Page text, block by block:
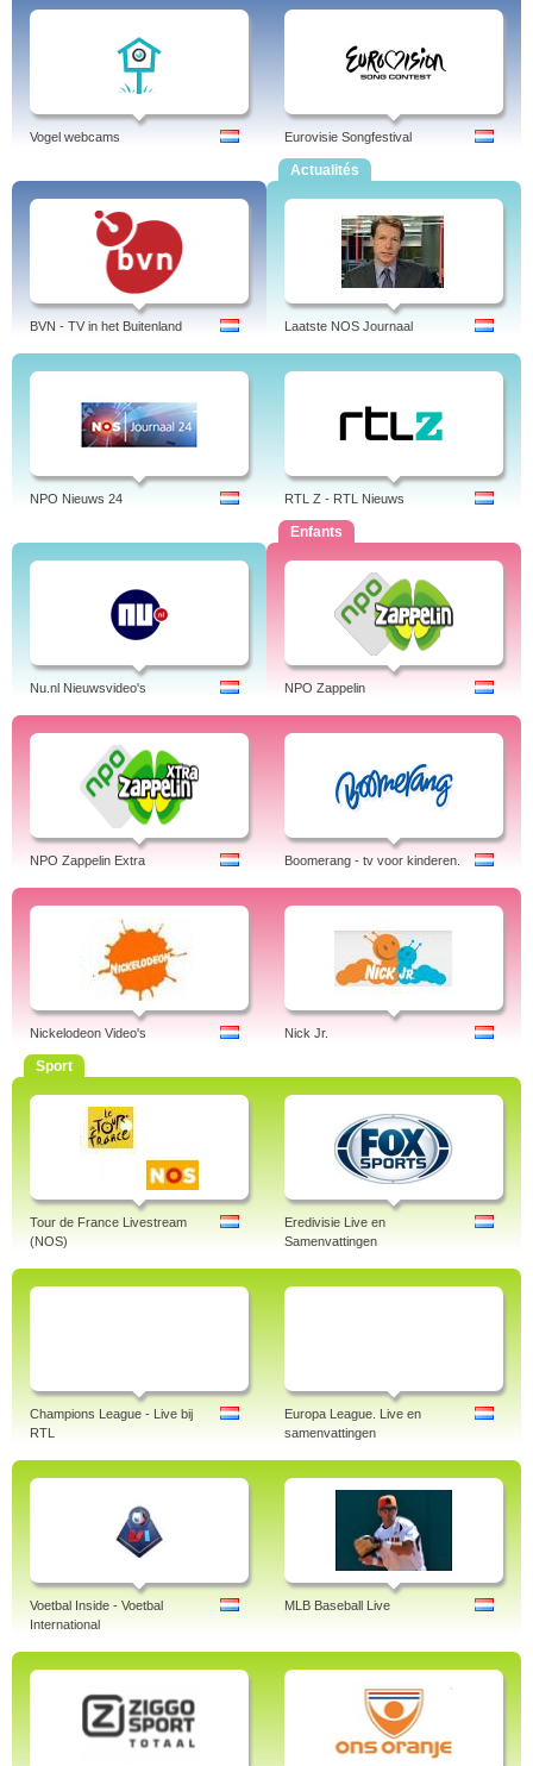
Vogel webcams Eurovisie Songfestival
BVN - TV in het Buitenland
Actualités
Laatste NOS Journaal
NPO Nieuws 24 RTL Z - RTL Nieuws
Nu.nl Nieuwsvideo's
Enfants
NPO Zappelin
NPO Zappelin Extra Boomerang - tv voor kinderen.
Nickelodeon Video's Nick Jr.
Sport
Tour de France Livestream
(NOS)
Eredivisie Live en
Samenvattingen
Champions League - Live bij
RTL
Europa League. Live en
samenvattingen
Voetbal Inside - Voetbal
International
MLB Baseball Live